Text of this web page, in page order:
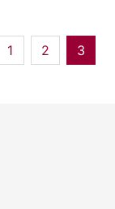
1 2 3